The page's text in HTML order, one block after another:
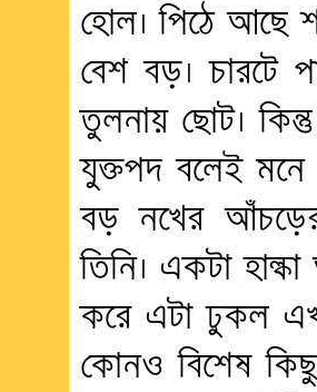
হোল। পিঠে আছে
বেশ বড়। চারটে
তুলনায় ছোট।
যুক্তপদ বলেই
বড় নখের
তিনি। একটা
করে এটা ঢুকল
কোনও বিশেষ